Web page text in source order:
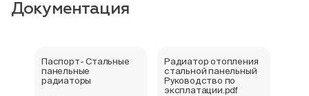
Документация
Паспорт- Стальные
панельные
радиаторы
Радиатор отопления
стальной панельный
Руководство по
эксплатации.pdf